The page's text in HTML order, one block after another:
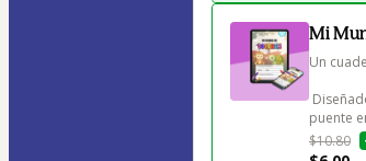
Mi
Un
puente
$10.80